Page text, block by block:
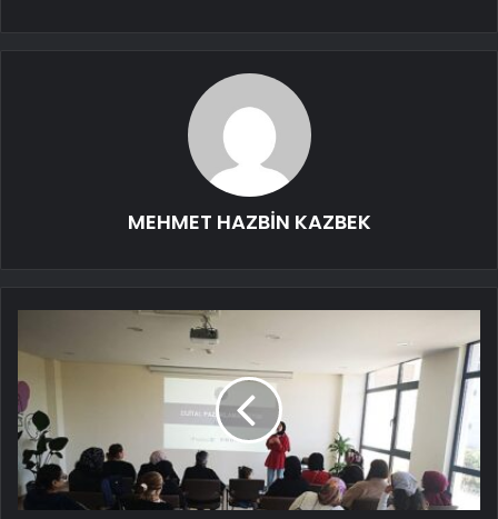
MEHMET HAZBİN KAZBEK